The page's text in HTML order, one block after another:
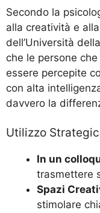
Secondo la
alla creatività e
dell’Università
che le persone
essere percepite
con alta
davvero la
Utilizzo
In un
trasmettere
Spazi
stimolare